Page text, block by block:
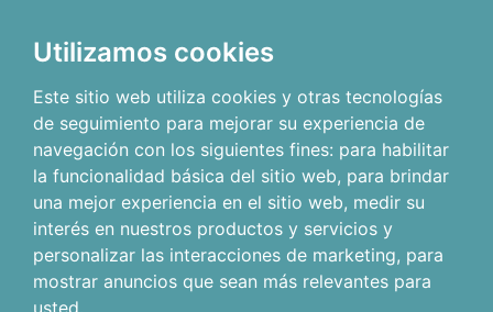
Utilizamos cookies
Este sitio web utiliza cookies y otras tecnologías
de seguimiento para mejorar su experiencia de
navegación con los siguientes fines: para habilitar
la funcionalidad básica del sitio web, para brindar
una mejor experiencia en el sitio web, medir su
interés en nuestros productos y servicios y
personalizar las interacciones de marketing, para
mostrar anuncios que sean más relevantes para
usted.